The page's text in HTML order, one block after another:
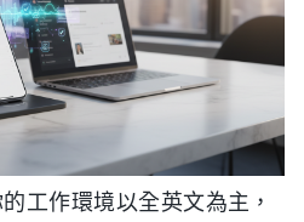
工作環境以全英文為主，